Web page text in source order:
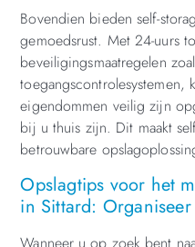
Bovendien bieden self-
gemoedsrust. Met 24-uurs
beveiligingsmaatregelen
eigendommen veilig zijn
bij u thuis zijn. Dit maakt
betrouwbare
Opslagtips voor het
in Sittard:
Wanneer u op zoek bent